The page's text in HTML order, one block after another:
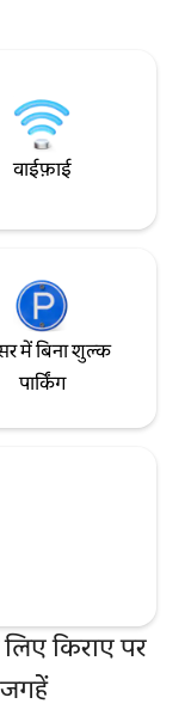
वाईफ़ाई
में बिना शुल्क
पार्किंग
लिए किराए पर